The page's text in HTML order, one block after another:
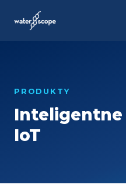
PRODUKTY
Inteligentne
IoT